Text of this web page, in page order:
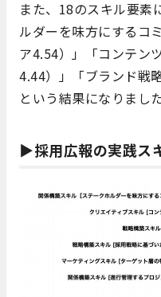
また、18のスキル要素
ルダーを味方にするコ
ア4.54）」「コンテン
4.44）」「ブランド戦
という結果になりました
▶採用広報の実践ス